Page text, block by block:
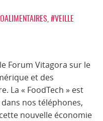
#VEILLE
Forum Vitagora sur le
et des
La « FoodTech » est
nos téléphones,
nouvelle économie